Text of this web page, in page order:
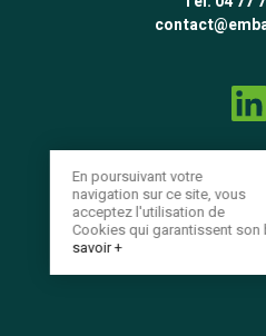
En poursuivant votre
navigation sur ce site, vous
acceptez l'utilisation de
Cookies qui garantissent
savoir +
Mentions
Données